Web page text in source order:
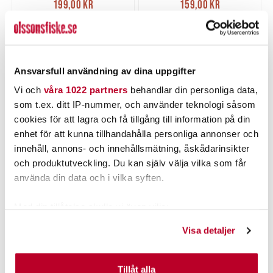
Ansvarsfull användning av dina uppgifter
Vi och våra 1022 partners behandlar din personliga data,
som t.ex. ditt IP-nummer, och använder teknologi såsom
cookies för att lagra och få tillgång till information på din
enhet för att kunna tillhandahålla personliga annonser och
innehåll, annons- och innehållsmätning, åskådarinsikter
och produktutveckling. Du kan själv välja vilka som får
använda din data och i vilka syften.
Identifiera din enhet genom att aktivt skanna den för
specifika kännetecken (fingeravtryck)
Visa detaljer
Tillåt alla
199,00 krTidigare pris
229,95 kr
199,00 kr
3 ST
159,00 krTidigare pris
179,95 kr
159,00 kr
179,95 kr
TILLFÄLLIGT SLUT
219,00 krTidigare pris:
219,00 kr
SpinnerbaitStorage Box
219,00 krTidigare pris:
219,00 kr